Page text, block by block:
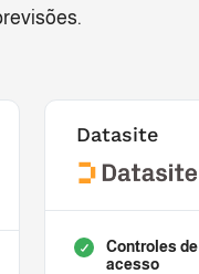
Datasite
Controles de
acesso